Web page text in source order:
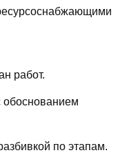
работ.
обоснованием
по этапам.